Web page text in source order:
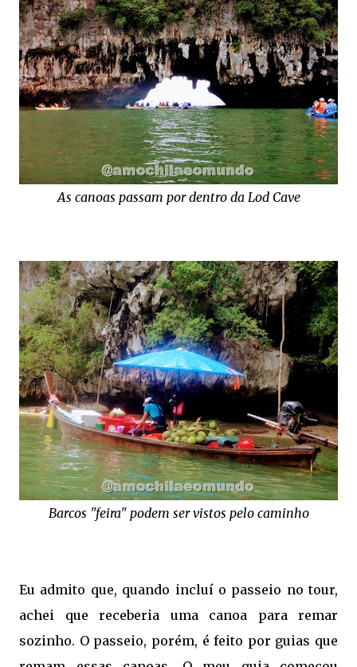
As canoas passam por dentro da Lod Cave
Barcos "feira" podem ser vistos pelo caminho
Eu admito que, quando incluí o passeio no tour,
achei que receberia uma canoa para remar
sozinho. O passeio, porém, é feito por guias que